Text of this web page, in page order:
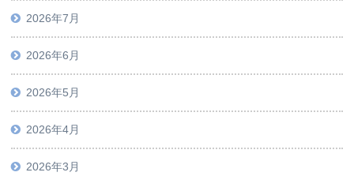
2026年7月
2026年6月
2026年5月
2026年4月
2026年3月